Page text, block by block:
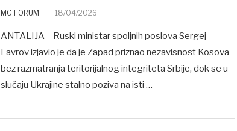
MG FORUM 18/04/2026
ANTALIJA – Ruski ministar spoljnih poslova Sergej
Lavrov izjavio je da je Zapad priznao nezavisnost Kosova
bez razmatranja teritorijalnog integriteta Srbije, dok se u
slučaju Ukrajine stalno poziva na isti …